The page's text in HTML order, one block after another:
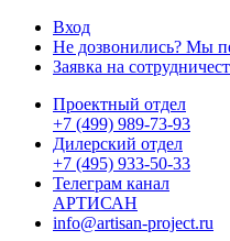
Вход
Не дозвонились? Мы
Заявка на
Проектный отдел
+7 (499) 989-73-93
Дилерский отдел
+7 (495) 933-50-33
Телеграм канал
АРТИСАН
info@artisan-project.ru